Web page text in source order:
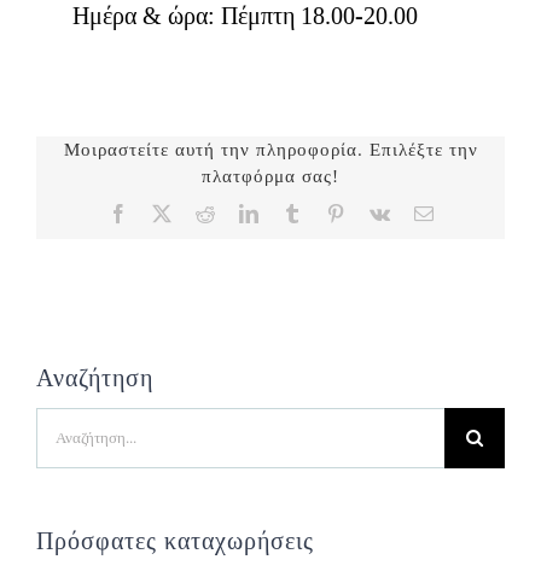
Ημέρα & ώρα: Πέμπτη 18.00-20.00
Μοιραστείτε αυτή την πληροφορία. Επιλέξτε την
πλατφόρμα σας!
Facebook
RedditLinkedInTumblr Pinterest
Vk Email
Αναζήτηση
Πρόσφατες καταχωρήσεις